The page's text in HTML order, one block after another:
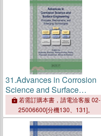
31.Advances in Corrosion
Science and Surface
Engineering: Principles,
Mechanisms, and Emerging
Technologies
若需訂購本書，請電洽客服 02-
25006600[分機130、131]。